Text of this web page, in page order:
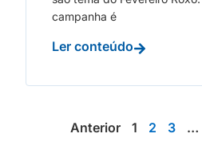
campanha é
Ler conteúdo
Anterior 1 2 3 …